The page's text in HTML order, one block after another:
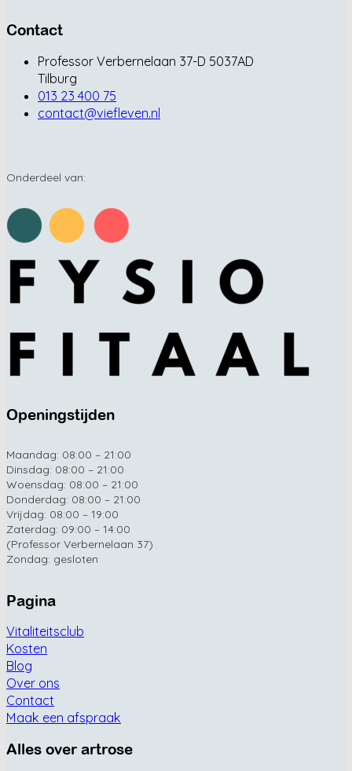
Contact
Professor Verbernelaan 37-D 5037AD
Tilburg
013 23 400 75
contact@viefleven.nl
Onderdeel van:
Openingstijden
Maandag: 08:00 – 21:00
Dinsdag: 08:00 – 21:00
Woensdag: 08:00 – 21:00
Donderdag: 08:00 – 21:00
Vrijdag: 08:00 – 19:00
Zaterdag: 09:00 – 14:00
(Professor Verbernelaan 37)
Zondag: gesloten
Pagina
Vitaliteitsclub
Kosten
Blog
Over ons
Contact
Maak een afspraak
Alles over artrose